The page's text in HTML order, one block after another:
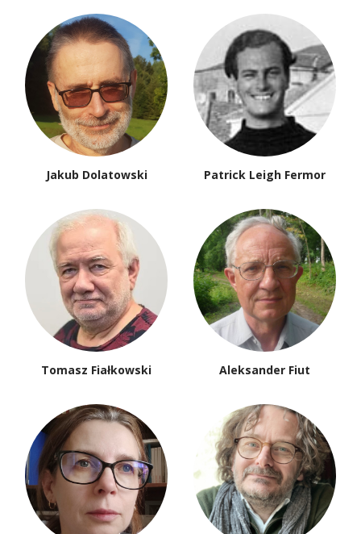
Jakub Dolatowski Patrick Leigh Fermor
Tomasz Fiałkowski Aleksander Fiut